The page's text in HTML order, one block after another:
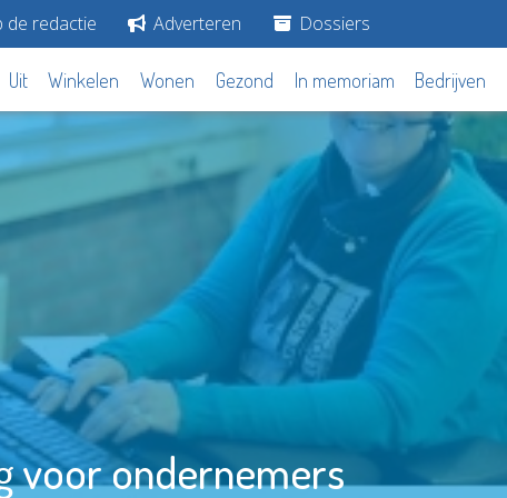
de redactie Adverteren Dossiers
Uit Winkelen Wonen Gezond In memoriam Bedrijven
voor ondernemers